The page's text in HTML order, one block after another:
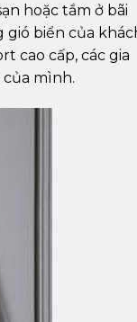
hoặc tắm ở bãi
biển của
cao cấp, các gia
mình.